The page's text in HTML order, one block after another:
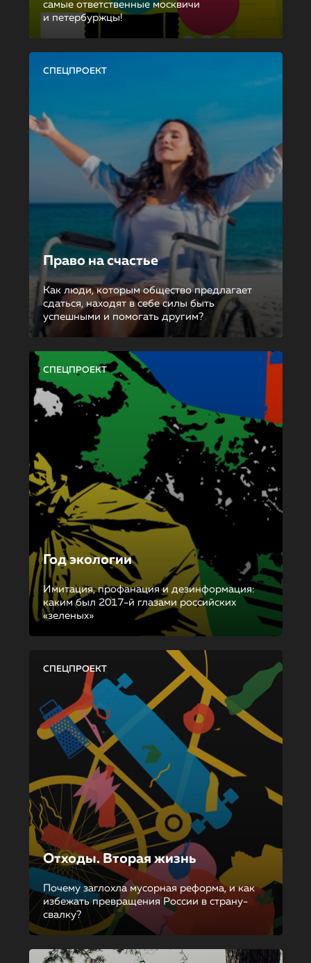
самые ответственные москвичи
и петербуржцы!
СПЕЦПРОЕКТ
Право на счастье
Как люди, которым общество предлагает
сдаться, находят в себе силы быть
успешными и помогать другим?
СПЕЦПРОЕКТ
Год экологии
Имитация, профанация и дезинформация:
каким был 2017-й глазами российских
«зеленых»
СПЕЦПРОЕКТ
Отходы. Вторая жизнь
Почему заглохла мусорная реформа, и как
избежать превращения России в страну-
свалку?